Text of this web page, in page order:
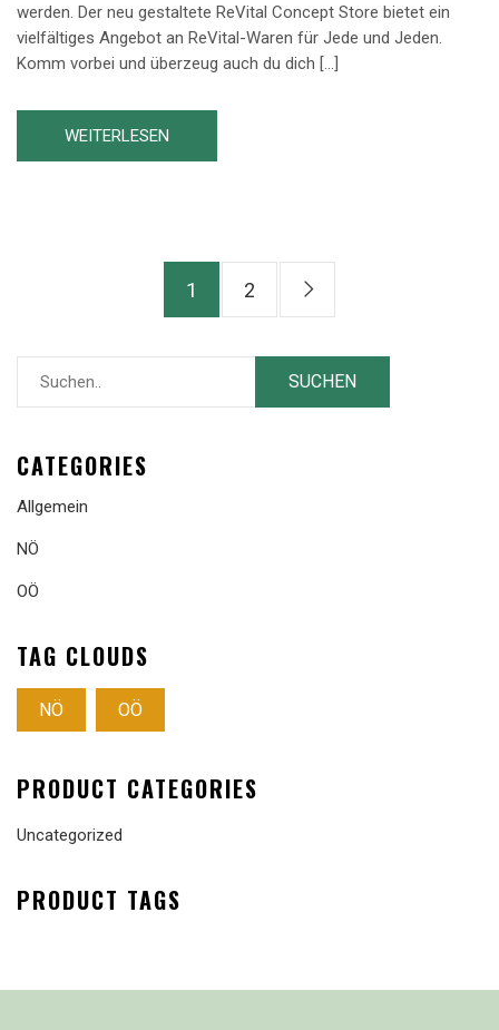
werden. Der neu gestaltete ReVital Concept Store bietet ein
vielfältiges Angebot an ReVital-Waren für Jede und Jeden.
Komm vorbei und überzeug auch du dich […]
WEITERLESEN
1 2
CATEGORIES
Allgemein
NÖ
OÖ
TAG CLOUDS
NÖ OÖ
PRODUCT CATEGORIES
Uncategorized
PRODUCT TAGS